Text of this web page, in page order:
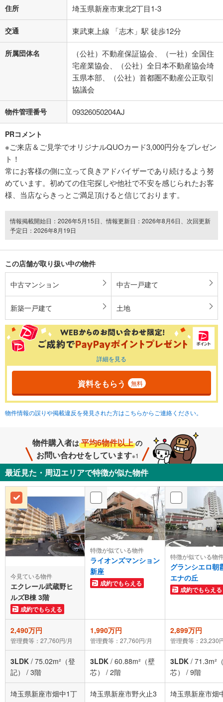
住所 埼玉県新座市東北2丁目1-3
交通 東武東上線 「志木」駅 徒歩12分
所属団体名
（公社）不動産保証協会、（一社）全国住
宅産業協会、（公社）全日本不動産協会埼
玉県本部、（公社）首都圏不動産公正取引
協議会
物件管理番号 09326050204AJ
PRコメント
※ご来店＆ご見学でオリジナルQUOカード3,000円分をプレゼン
ト！
常にお客様の側に立って良きアドバイザーであり続けるよう努
めています。初めての住宅探しや他社で不安を感じられたお客
様、当店ならきっとご満足頂けると信じております。
情報掲載開始日：2026年5月15日、情報更新日：2026年8月6日、次回更新
予定日：2026年8月19日
この店舗が取り扱い中の物件
中古マンション 中古一戸建て
新築一戸建て 土地
詳細を見る
資料をもらう 無料
物件情報の誤りや掲載違反を発見された方はこちらからご連絡ください。
物件購入者は 平均6物件以上 の
お問い合わせをしています※1
最近見た・周辺エリアで特徴が似た物件
今見ている物件
エクレール武蔵野ヒ
ルズB棟 3階
成約でもらえる
特徴が似ている物件
ライオンズマンション
新座
成約でもらえる
特徴が似ている物
グランシエロ朝
エナの丘
成約でもらえる
2,490万円
管理費等：27,760円/月
1,990万円
管理費等：27,760円/月
2,899万円
管理費等：23,230
3LDK / 75.02m²（登
記）
/ 3階
3LDK / 60.88m²（壁
芯）
/ 2階
3LDK / 71.3m²
芯）
/ 9階
埼玉県新座市畑中1丁
埼玉県新座市野火止3
埼玉県新座市畑